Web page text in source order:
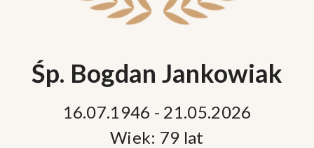
Śp. Bogdan Jankowiak
16.07.1946 - 21.05.2026
Wiek: 79 lat